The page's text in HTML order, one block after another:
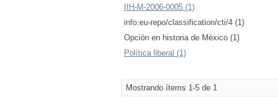
IIH-M-2006-0005 (1)
info:eu-repo/classification/cti/4 (1)
Opción en historia de México (1)
Política liberal (1)
Mostrando ítems 1-5 de 1